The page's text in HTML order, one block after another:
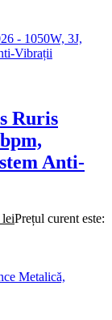
Ruris
Anti-
leiPrețul curent este: